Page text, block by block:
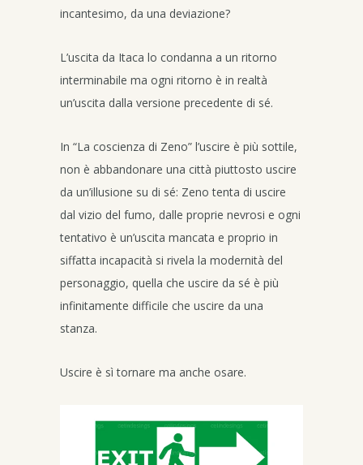
incantesimo, da una deviazione?
L’uscita da Itaca lo condanna a un ritorno
interminabile ma ogni ritorno è in realtà
un’uscita dalla versione precedente di sé.
In “La coscienza di Zeno” l’uscire è più sottile,
non è abbandonare una città piuttosto uscire
da un’illusione su di sé: Zeno tenta di uscire
dal vizio del fumo, dalle proprie nevrosi e ogni
tentativo è un’uscita mancata e proprio in
siffatta incapacità si rivela la modernità del
personaggio, quella che uscire da sé è più
infinitamente difficile che uscire da una
stanza.
Uscire è sì tornare ma anche osare.